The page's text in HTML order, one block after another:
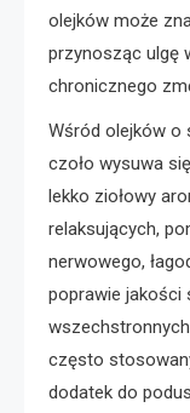
olejków może
przynosząc ulgę
chronicznego
Wśród olejków o
czoło wysuwa
lekko ziołowy
relaksujących,
nerwowego,
poprawie jakości
często
dodatek do